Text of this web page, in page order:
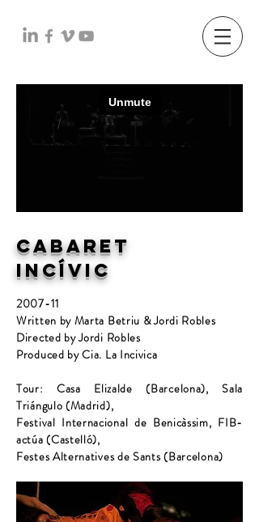
CABARET
INCÍVIC
2007-11
Written by Marta Betriu & Jordi Robles
Directed by Jordi Robles
Produced by Cia. La Incivica
Tour: Casa Elizalde (Barcelona), Sala
Triángulo (Madrid),
Festival Internacional de Benicàssim, FIB-
actúa (Castelló),
Festes Alternatives de Sants (Barcelona)